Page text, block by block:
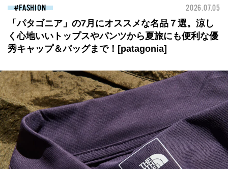
FASHION 2026.07.05
「パタゴニア」の7月にオススメな名品７選。涼し
く心地いいトップスやパンツから夏旅にも便利な優
秀キャップ＆バッグまで！[patagonia]